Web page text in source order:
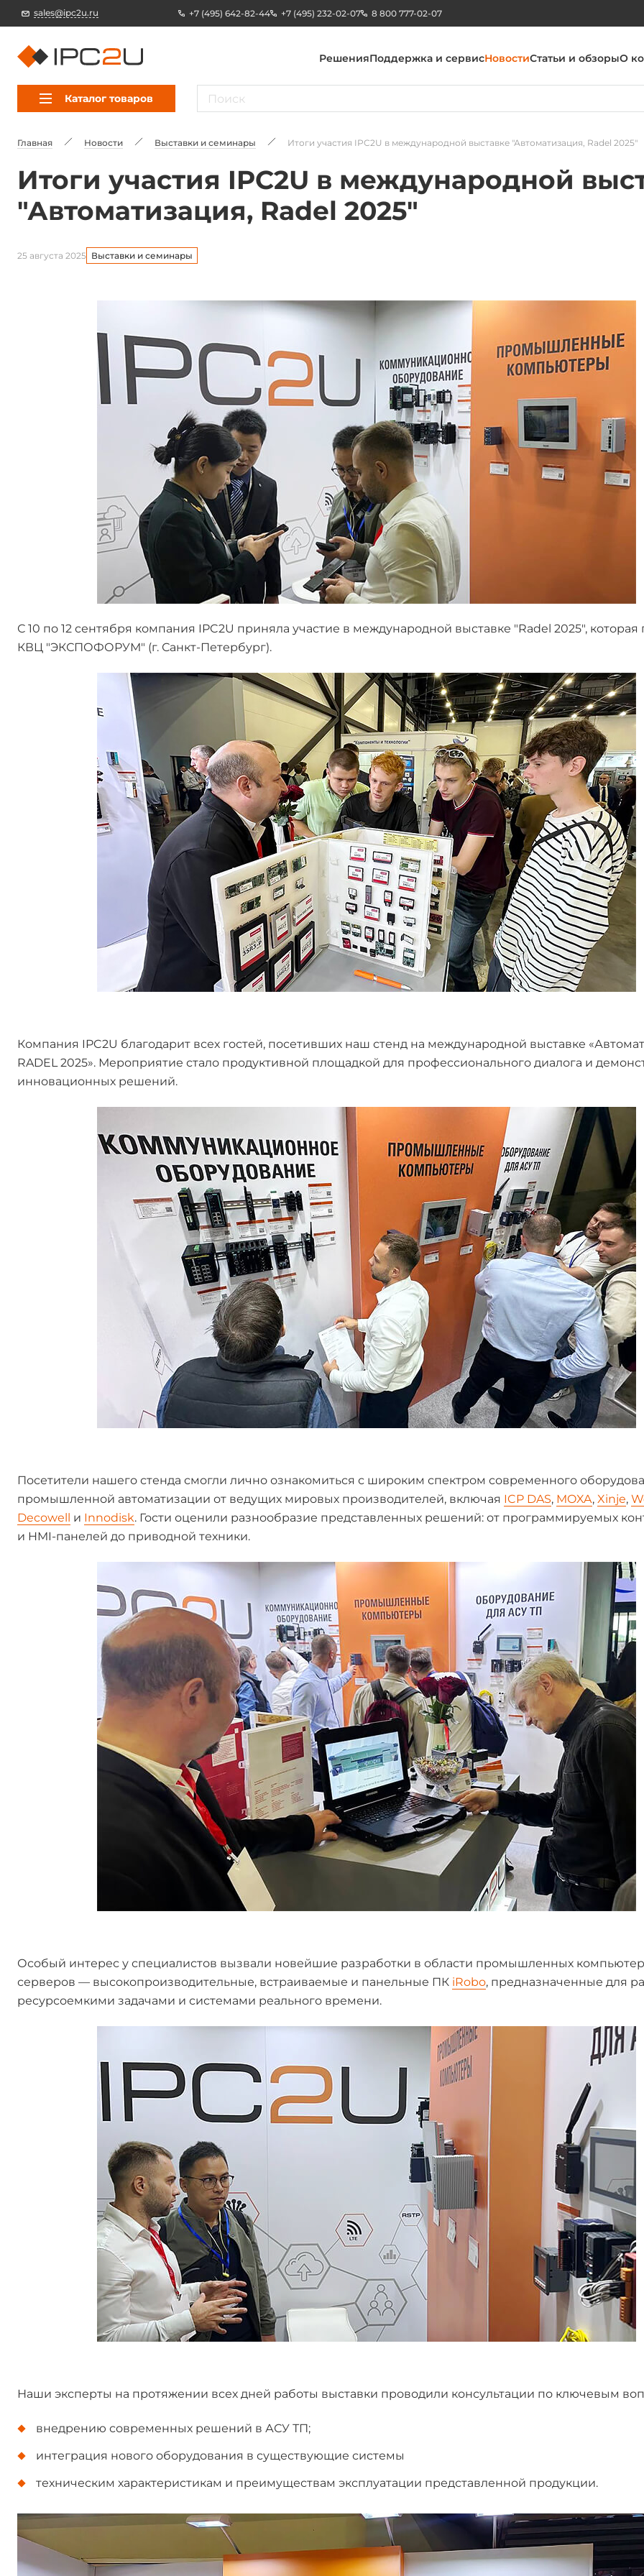
sales@ipc2u.ru +7 (495) 642-82-44 +7 (495) 232-02-07 8 800 777-02-07
РешенияПоддержка и сервисНовостиСтатьи и обзорыО
Каталог товаров
Главная Новости Выставки и семинары Итоги участия IPC2U в международной выставке "Автоматизация, Radel 2025"
Итоги участия IPC2U в международной
"Автоматизация, Radel 2025"
25 августа 2025 Выставки и семинары
С 10 по 12 сентября компания IPC2U приняла участие в международной выставке "Radel 2025", которая
КВЦ "ЭКСПОФОРУМ" (г. Санкт-Петербург).
Компания IPC2U благодарит всех гостей, посетивших наш стенд на международной выставке
RADEL 2025». Мероприятие стало продуктивной площадкой для профессионального диалога и
инновационных решений.
Посетители нашего стенда смогли лично ознакомиться с широким спектром современного
промышленной автоматизации от ведущих мировых производителей, включая ICP DAS, MOXA, Xinje,
Decowell и Innodisk. Гости оценили разнообразие представленных решений: от программируемых
и HMI-панелей до приводной техники.
Особый интерес у специалистов вызвали новейшие разработки в области промышленных
серверов — высокопроизводительные, встраиваемые и панельные ПК iRobo, предназначенные для
ресурсоемкими задачами и системами реального времени.
Наши эксперты на протяжении всех дней работы выставки проводили консультации по ключевым
внедрению современных решений в АСУ ТП;
интеграция нового оборудования в существующие системы
техническим характеристикам и преимуществам эксплуатации представленной продукции.